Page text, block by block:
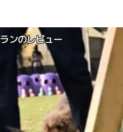
ンのレビュー